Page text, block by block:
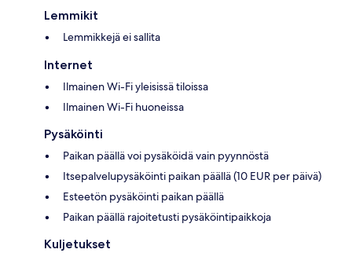
Lemmikit
Lemmikkejä ei sallita
Internet
Ilmainen Wi-Fi yleisissä tiloissa
Ilmainen Wi-Fi huoneissa
Pysäköinti
Paikan päällä voi pysäköidä vain pyynnöstä
Itsepalvelupysäköinti paikan päällä (10 EUR per päivä)
Esteetön pysäköinti paikan päällä
Paikan päällä rajoitetusti pysäköintipaikkoja
Kuljetukset